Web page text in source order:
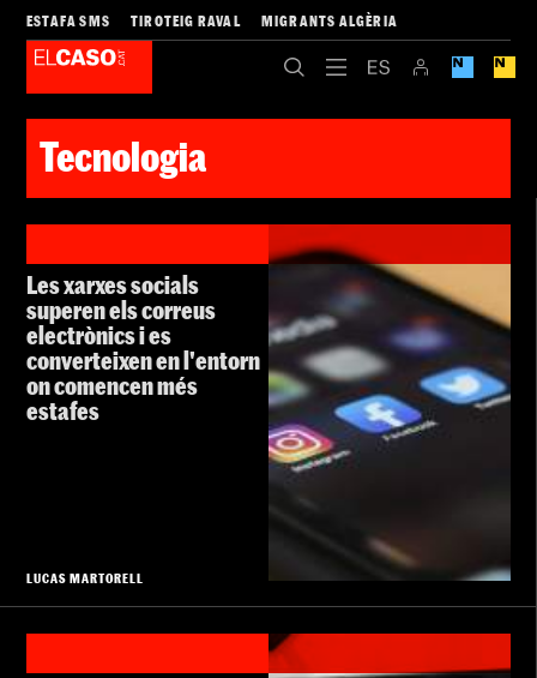
ESTAFA SMS TIROTEIG RAVAL MIGRANTS ALGÈRIA
Tecnologia
Les xarxes socials
superen els correus
electrònics i es
converteixen en l'entorn
on comencen més
estafes
LUCAS MARTORELL